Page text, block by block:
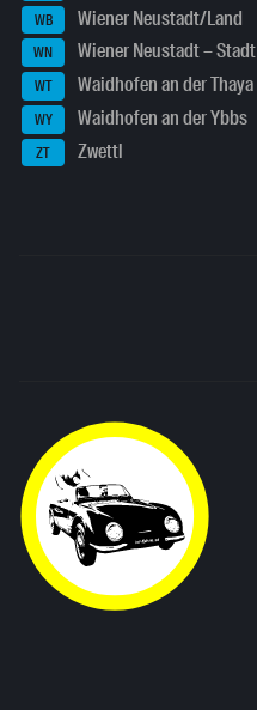
WB Wiener Neustadt/Land
WN Wiener Neustadt – Stadt
WT Waidhofen an der Thaya
WY Waidhofen an der Ybbs
ZT Zwettl